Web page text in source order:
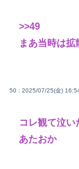
>>49
まあ当時は
50 : 2025/07/25(金)
コレ観て泣い
あたおか